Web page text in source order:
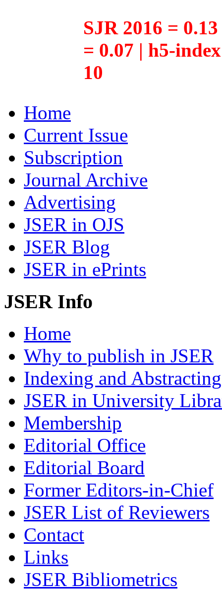
SJR 2016 =
= 0.07 | h5-
10
Home
Current Issue
Subscription
Journal Archive
Advertising
JSER in OJS
JSER Blog
JSER in ePrints
JSER Info
Home
Why to publish in JSER
Indexing and Abstracting
JSER in University
Membership
Editorial Office
Editorial Board
Former Editors-in-Chief
JSER List of Reviewers
Contact
Links
JSER Bibliometrics